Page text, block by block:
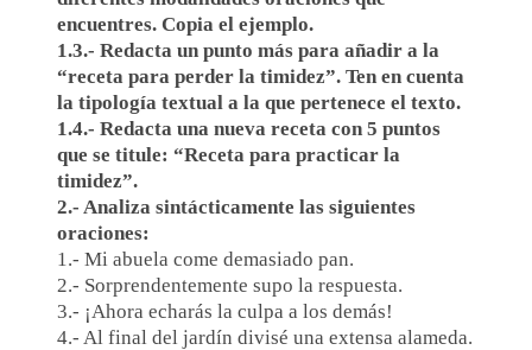
encuentres. Copia el ejemplo.
1.3.- Redacta un punto más para añadir a la
“receta para perder la timidez”. Ten en cuenta
la tipología textual a la que pertenece el texto.
1.4.- Redacta una nueva receta con 5 puntos
que se titule: “Receta para practicar la
timidez”.
2.- Analiza sintácticamente las siguientes
oraciones:
1.- Mi abuela come demasiado pan.
2.- Sorprendentemente supo la respuesta.
3.- ¡Ahora echarás la culpa a los demás!
4.- Al final del jardín divisé una extensa alameda.